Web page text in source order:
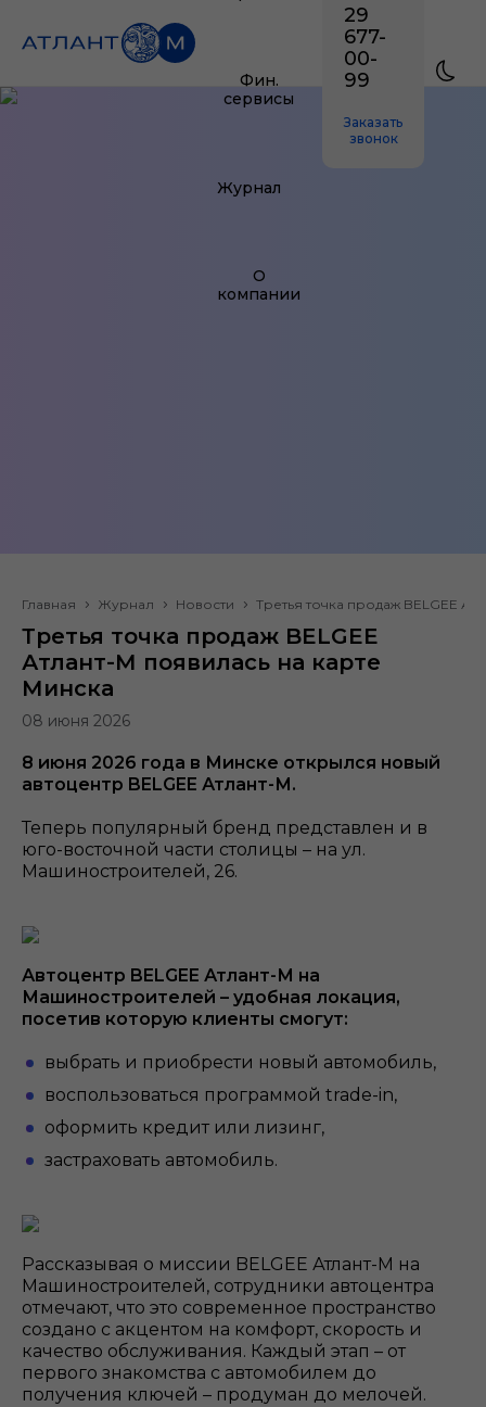
Фин.
сервисы
Журнал
О
компании
29
677-
00-
99
Заказать
звонок
Главная Журнал Новости Третья точка продаж BELGEE
Третья точка продаж BELGEE
Атлант-М появилась на карте
Минска
08 июня 2026
8 июня 2026 года в Минске открылся новый
автоцентр BELGEE Атлант-М.
Теперь популярный бренд представлен и в
юго-восточной части столицы – на ул.
Машиностроителей, 26.
Автоцентр BELGEE Атлант-М на
Машиностроителей – удобная локация,
посетив которую клиенты смогут:
выбрать и приобрести новый автомобиль,
воспользоваться программой trade-in,
оформить кредит или лизинг,
застраховать автомобиль.
Рассказывая о миссии BELGEE Атлант-М на
Машиностроителей, сотрудники автоцентра
отмечают, что это современное пространство
создано с акцентом на комфорт, скорость и
качество обслуживания. Каждый этап – от
первого знакомства с автомобилем до
получения ключей – продуман до мелочей.